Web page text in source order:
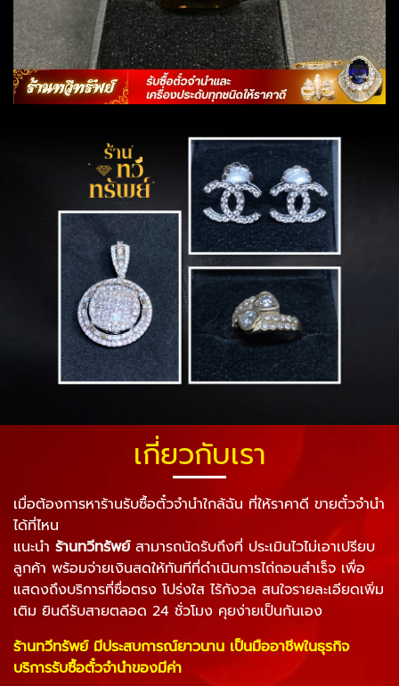
เกี่ยวกับเรา
เมื่อต้องการหาร้านรับซื้อตั๋วจำนำใกล้ฉัน ที่ให้ราคาดี ขายตั๋วจํานํา
ได้ที่ไหน
แนะนำ ร้านทวีทรัพย์ สามารถนัดรับถึงที่ ประเมินไวไม่เอาเปรียบ
ลูกค้า พร้อมจ่ายเงินสดให้ทันทีที่ดำเนินการไถ่ถอนสำเร็จ เพื่อ
แสดงถึงบริการที่ซื่อตรง โปร่งใส ไร้กังวล สนใจรายละเอียดเพิ่ม
เติม ยินดีรับสายตลอด 24 ชั่วโมง คุยง่ายเป็นกันเอง
ร้านทวีทรัพย์ มีประสบการณ์ยาวนาน เป็นมืออาชีพในธุรกิจ
บริการรับซื้อตั๋วจำนำของมีค่า